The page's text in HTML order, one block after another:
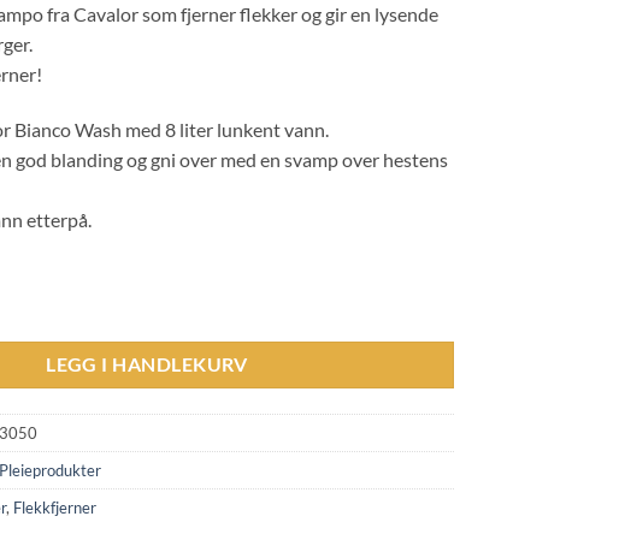
fra Cavalor som fjerner flekker og gir en lysende
Bianco Wash med 8 liter lunkent vann.
god blanding og gni over med en svamp over hestens
etterpå.
LEGG I HANDLEKURV
Pleieprodukter
, Flekkfjerner